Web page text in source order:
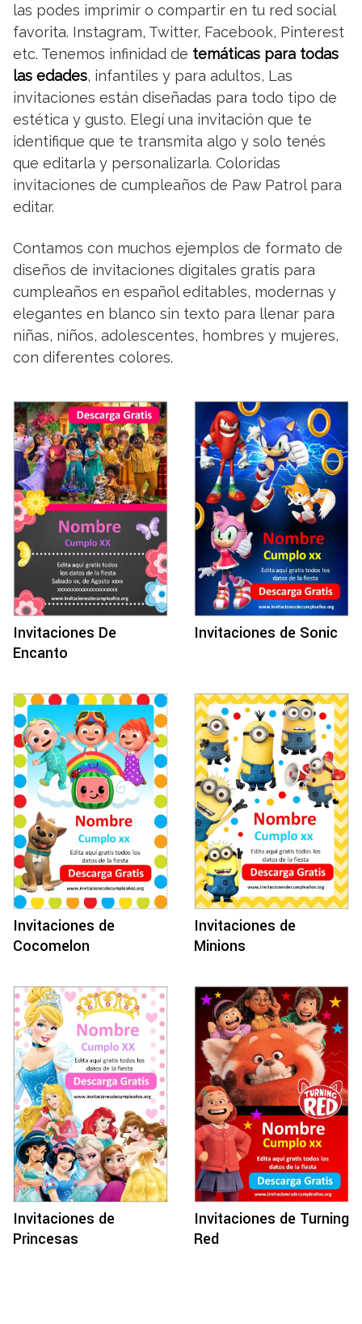
las podes imprimir o compartir en tu red social
favorita. Instagram, Twitter, Facebook, Pinterest
etc. Tenemos infinidad de temáticas para todas
las edades, infantiles y para adultos, Las
invitaciones están diseñadas para todo tipo de
estética y gusto. Elegí una invitación que te
identifique que te transmita algo y solo tenés
que editarla y personalizarla. Coloridas
invitaciones de cumpleaños de Paw Patrol para
editar.
Contamos con muchos ejemplos de formato de
diseños de invitaciones digitales gratis para
cumpleaños en español editables, modernas y
elegantes en blanco sin texto para llenar para
niñas, niños, adolescentes, hombres y mujeres,
con diferentes colores.
Invitaciones De
Encanto
Invitaciones de Sonic
Invitaciones de
Cocomelon
Invitaciones de
Minions
Invitaciones de
Princesas
Invitaciones de Turning
Red